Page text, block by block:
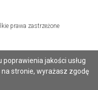
jakości usług
na stronie, wyrażasz zgodę
prawa zastrzeżone